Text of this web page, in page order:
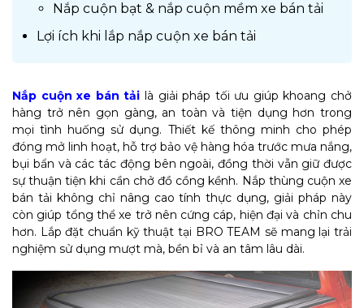
Nắp cuộn bạt & nắp cuộn mềm xe bán tải
Lợi ích khi lắp nắp cuộn xe bán tải
Nắp cuộn xe bán tải là giải pháp tối ưu giúp khoang chở
hàng trở nên gọn gàng, an toàn và tiện dụng hơn trong
mọi tình huống sử dụng. Thiết kế thông minh cho phép
đóng mở linh hoạt, hỗ trợ bảo vệ hàng hóa trước mưa nắng,
bụi bẩn và các tác động bên ngoài, đồng thời vẫn giữ được
sự thuận tiện khi cần chở đồ cồng kềnh. Nắp thùng cuộn xe
bán tải không chỉ nâng cao tính thực dụng, giải pháp này
còn giúp tổng thể xe trở nên cứng cáp, hiện đại và chỉn chu
hơn. Lắp đặt chuẩn kỹ thuật tại BRO TEAM sẽ mang lại trải
nghiệm sử dụng mượt mà, bền bỉ và an tâm lâu dài.